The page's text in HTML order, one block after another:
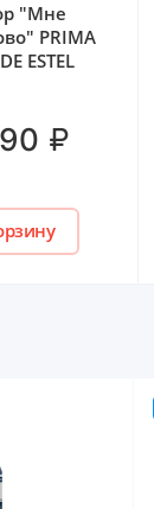
"Мне
PRIMA
ESTEL
₽